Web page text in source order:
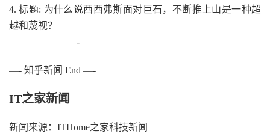
4. 标题: 为什么说西西弗斯面对巨石，不断推上山是一种超
越和蔑视？
———————-
—- 知乎新闻 End —-
IT之家新闻
新闻来源：ITHome之家科技新闻